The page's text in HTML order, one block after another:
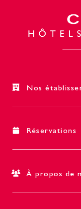
Nos
Réservations
À propos de